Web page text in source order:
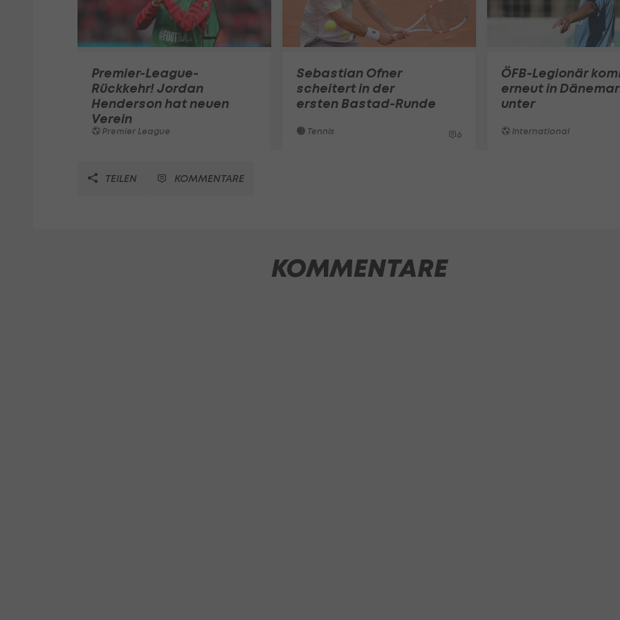
Premier-League-
Rückkehr! Jordan
Henderson hat neuen
Verein
Premier League
Sebastian Ofner
scheitert in der
ersten Bastad-Runde
Tennis 6
ÖFB-Legionär
erneut in
unter
International
TEILEN KOMMENTARE
KOMMENTARE